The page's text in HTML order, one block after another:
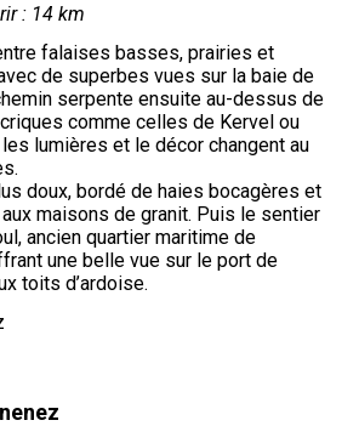
: 14 km
falaises basses, prairies et
de superbes vues sur la baie de
serpente ensuite au-dessus de
comme celles de Kervel ou
lumières et le décor changent au
doux, bordé de haies bocagères et
maisons de granit. Puis le sentier
ancien quartier maritime de
une belle vue sur le port de
toits d’ardoise.